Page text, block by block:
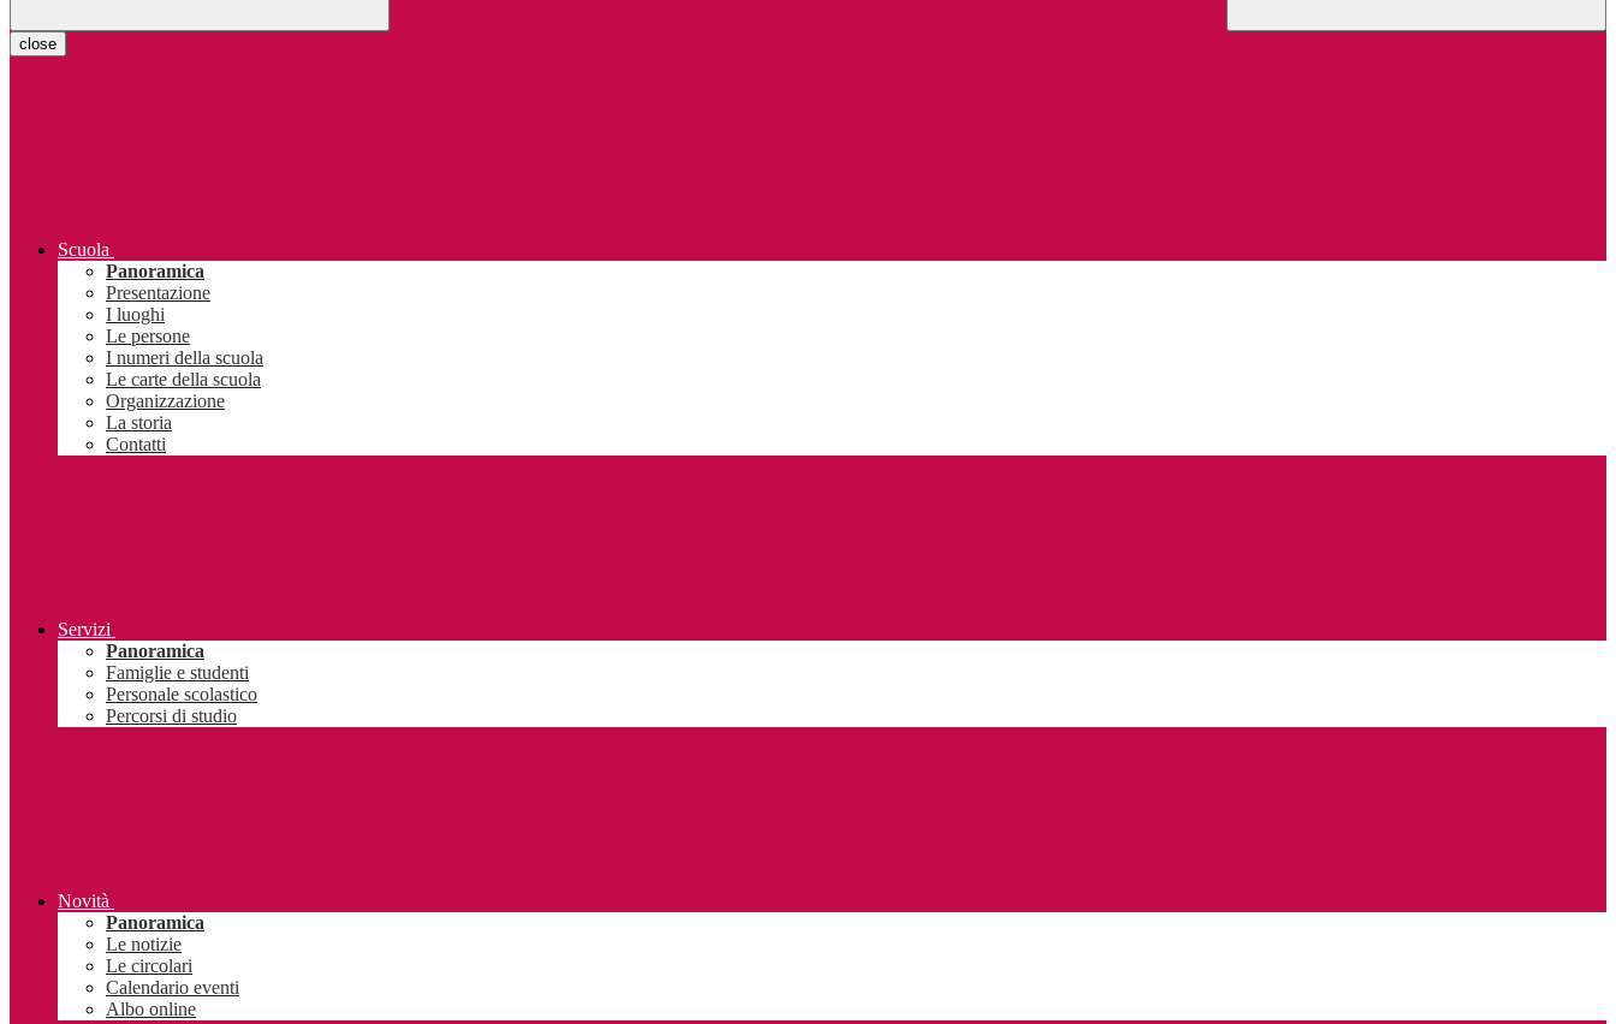
close
Scuola
Panoramica
Presentazione
I luoghi
Le persone
I numeri della scuola
Le carte della scuola
Organizzazione
La storia
Contatti
Servizi
Panoramica
Famiglie e studenti
Personale scolastico
Percorsi di studio
Novità
Panoramica
Le notizie
Le circolari
Calendario eventi
Albo online